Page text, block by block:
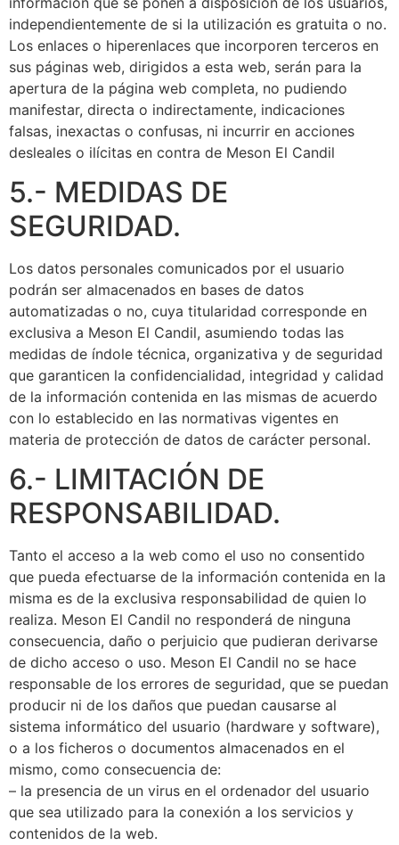
independientemente de si la utilización es gratuita o no.
Los enlaces o hiperenlaces que incorporen terceros en
sus páginas web, dirigidos a esta web, serán para la
apertura de la página web completa, no pudiendo
manifestar, directa o indirectamente, indicaciones
falsas, inexactas o confusas, ni incurrir en acciones
desleales o ilícitas en contra de Meson El Candil
5.- MEDIDAS DE
SEGURIDAD.
Los datos personales comunicados por el usuario
podrán ser almacenados en bases de datos
automatizadas o no, cuya titularidad corresponde en
exclusiva a Meson El Candil, asumiendo todas las
medidas de índole técnica, organizativa y de seguridad
que garanticen la confidencialidad, integridad y calidad
de la información contenida en las mismas de acuerdo
con lo establecido en las normativas vigentes en
materia de protección de datos de carácter personal.
6.- LIMITACIÓN DE
RESPONSABILIDAD.
Tanto el acceso a la web como el uso no consentido
que pueda efectuarse de la información contenida en la
misma es de la exclusiva responsabilidad de quien lo
realiza. Meson El Candil no responderá de ninguna
consecuencia, daño o perjuicio que pudieran derivarse
de dicho acceso o uso. Meson El Candil no se hace
responsable de los errores de seguridad, que se puedan
producir ni de los daños que puedan causarse al
sistema informático del usuario (hardware y software),
o a los ficheros o documentos almacenados en el
mismo, como consecuencia de:
– la presencia de un virus en el ordenador del usuario
que sea utilizado para la conexión a los servicios y
contenidos de la web.